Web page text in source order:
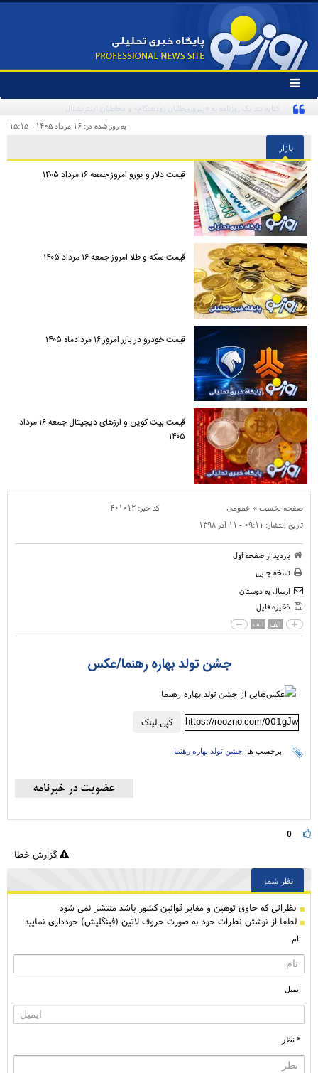
تغییر
وضعیت
منوی
ها
به روز شده در: ۱۶ مرداد ۱۴۰۵ - ۱۵:۱۵
بازار
قیمت دلار و یورو امروز جمعه ۱۶ مرداد ۱۴۰۵
قیمت سکه و طلا امروز جمعه ۱۶ مرداد ۱۴۰۵
قیمت خودرو در بازر امروز ۱۶ مردادماه ۱۴۰۵
قیمت بیت کوین و ارز‌های دیجیتال جمعه ۱۶ مرداد
۱۴۰۵
صفحه نخست » عمومی کد خبر: ۴۰۱۰۱۲
تاریخ انتشار: ۰۹:۱۱ - ۱۱ آذر ۱۳۹۸
بازدید از صفحه اول
نسخه چاپی
ارسال به دوستان
ذخیره فایل
الف الف
جشن تولد بهاره رهنما/عکس‌
کپی لینک https://roozno.com/001gJw
برچسب ها: جشن تولد بهاره رهنما
0
گزارش خطا
نظر شما
نظراتی كه حاوی توهین و مغایر قوانین کشور باشد منتشر نمی شود
لطفا از نوشتن نظرات خود به صورت حروف لاتین (فینگلیش) خودداری نمایید
نام
ایمیل
* نظر